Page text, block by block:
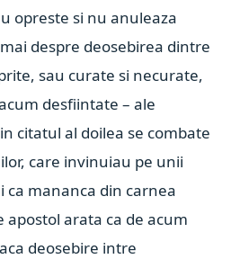
opreste si nu anuleaza
despre deosebirea dintre
sau curate si necurate,
desfiintate – ale
citatul al doilea se combate
care invinuiau pe unii
mananca din carnea
arata ca de acum
deosebire intre